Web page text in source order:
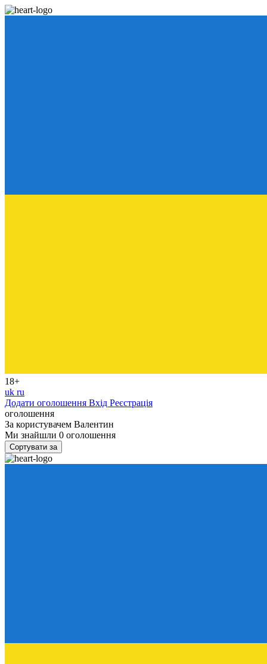
18+
uk ru
Додати оголошення Вхід Реєстрація
оголошення
За користувачем Валентин
Ми знайшли 0 оголошення
Сортувати за